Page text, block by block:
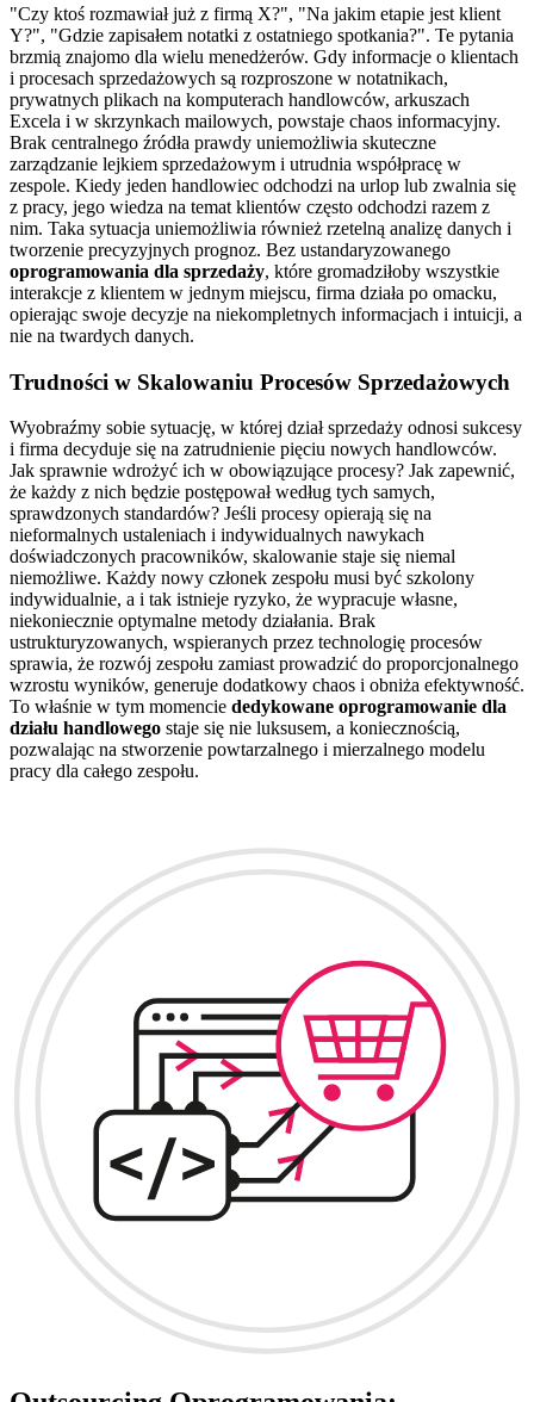
"Czy ktoś rozmawiał już z firmą X?", "Na jakim etapie jest klient
Y?", "Gdzie zapisałem notatki z ostatniego spotkania?". Te pytania
brzmią znajomo dla wielu menedżerów. Gdy informacje o klientach
i procesach sprzedażowych są rozproszone w notatnikach,
prywatnych plikach na komputerach handlowców, arkuszach
Excela i w skrzynkach mailowych, powstaje chaos informacyjny.
Brak centralnego źródła prawdy uniemożliwia skuteczne
zarządzanie lejkiem sprzedażowym i utrudnia współpracę w
zespole. Kiedy jeden handlowiec odchodzi na urlop lub zwalnia się
z pracy, jego wiedza na temat klientów często odchodzi razem z
nim. Taka sytuacja uniemożliwia również rzetelną analizę danych i
tworzenie precyzyjnych prognoz. Bez ustandaryzowanego
oprogramowania dla sprzedaży, które gromadziłoby wszystkie
interakcje z klientem w jednym miejscu, firma działa po omacku,
opierając swoje decyzje na niekompletnych informacjach i intuicji, a
nie na twardych danych.
Trudności w Skalowaniu Procesów Sprzedażowych
Wyobraźmy sobie sytuację, w której dział sprzedaży odnosi sukcesy
i firma decyduje się na zatrudnienie pięciu nowych handlowców.
Jak sprawnie wdrożyć ich w obowiązujące procesy? Jak zapewnić,
że każdy z nich będzie postępował według tych samych,
sprawdzonych standardów? Jeśli procesy opierają się na
nieformalnych ustaleniach i indywidualnych nawykach
doświadczonych pracowników, skalowanie staje się niemal
niemożliwe. Każdy nowy członek zespołu musi być szkolony
indywidualnie, a i tak istnieje ryzyko, że wypracuje własne,
niekoniecznie optymalne metody działania. Brak
ustrukturyzowanych, wspieranych przez technologię procesów
sprawia, że rozwój zespołu zamiast prowadzić do proporcjonalnego
wzrostu wyników, generuje dodatkowy chaos i obniża efektywność.
To właśnie w tym momencie dedykowane oprogramowanie dla
działu handlowego staje się nie luksusem, a koniecznością,
pozwalając na stworzenie powtarzalnego i mierzalnego modelu
pracy dla całego zespołu.